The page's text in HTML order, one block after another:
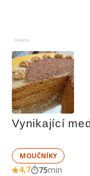
Reklama
Vynikající
MOUČNÍKY
4,7 75min